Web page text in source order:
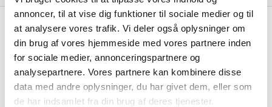
annoncer, til at vise dig funktioner til sociale medier og til
at analysere vores trafik. Vi deler også oplysninger om
din brug af vores hjemmeside med vores partnere inden
for sociale medier, annonceringspartnere og
analysepartnere. Vores partnere kan kombinere disse
data med andre oplysninger, du har givet dem, eller som
de har indsamlet fra din brug af deres tjenester.
Resultat i 1000 DKK 2025-12
Nettoomsætning -
Bruttofortjeneste -284
Driftsresultat (EBIT)